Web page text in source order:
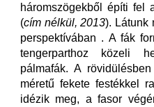
háromszögekből építi fel
(cím nélkül, 2013). Látunk
perspektívában . A fák
tengerparthoz közeli
pálmafák. A
méretű fekete festékkel
idézik meg, a fasor